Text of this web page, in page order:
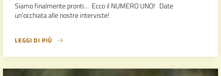
Siamo finalmente pronti… Ecco il NUMERO UNO! Date
un’occhiata alle nostre interviste!
LEGGI DI PIÙ